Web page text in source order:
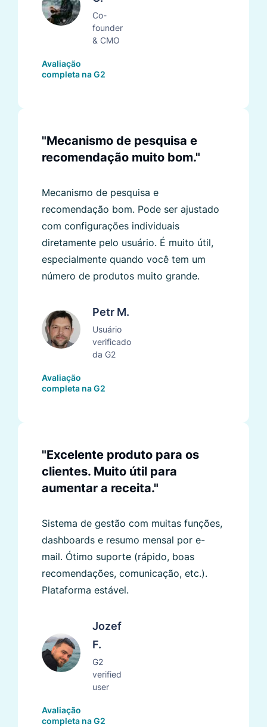
Co-
founder
& CMO
Avaliação
completa na G2
"Mecanismo de pesquisa e
recomendação muito bom."
Mecanismo de pesquisa e
recomendação bom. Pode ser ajustado
com configurações individuais
diretamente pelo usuário. É muito útil,
especialmente quando você tem um
número de produtos muito grande.
Petr M.
Usuário
verificado
da G2
Avaliação
completa na G2
"Excelente produto para os
clientes. Muito útil para
aumentar a receita."
Sistema de gestão com muitas funções,
dashboards e resumo mensal por e-
mail. Ótimo suporte (rápido, boas
recomendações, comunicação, etc.).
Plataforma estável.
Jozef
F.
G2
verified
user
Avaliação
completa na G2